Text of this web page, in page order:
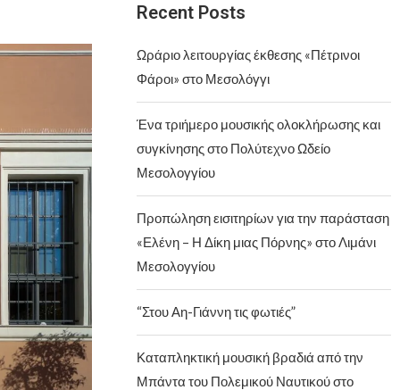
Recent Posts
Ωράριο λειτουργίας έκθεσης «Πέτρινοι
Φάροι» στο Μεσολόγγι
Ένα τριήμερο μουσικής ολοκλήρωσης και
συγκίνησης στο Πολύτεχνο Ωδείο
Μεσολογγίου
Προπώληση εισιτηρίων για την παράσταση
«Ελένη – Η Δίκη μιας Πόρνης» στο Λιμάνι
Μεσολογγίου
“Στου Αη-Γιάννη τις φωτιές”
Καταπληκτική μουσική βραδιά από την
Μπάντα του Πολεμικού Ναυτικού στο